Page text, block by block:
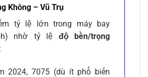
Không – Vũ Trụ
tỷ lệ lớn trong máy bay
nhờ tỷ lệ độ bền/trọng
2024, 7075 (dù ít phổ biến